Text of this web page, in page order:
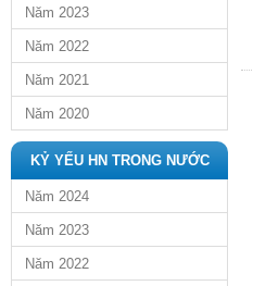
Năm 2023
Năm 2022
Năm 2021
Năm 2020
KỶ YẾU HN TRONG NƯỚC
Năm 2024
Năm 2023
Năm 2022